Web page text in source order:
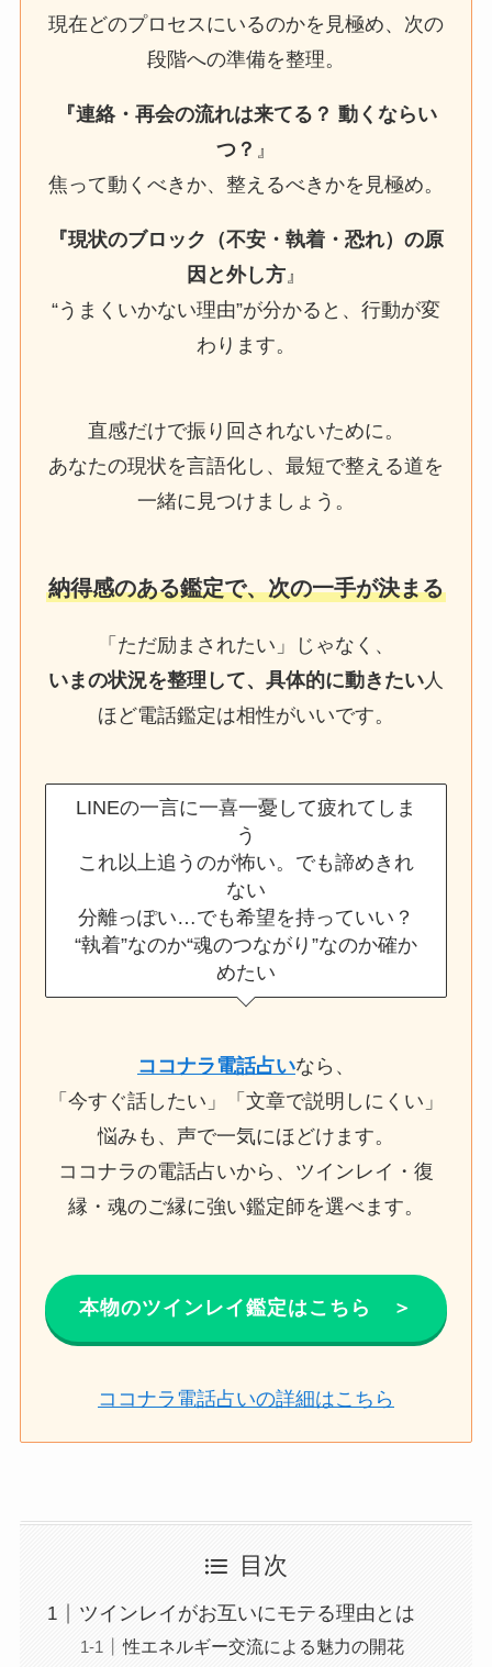
現在どのプロセスにいるのかを見極め、次の
段階への準備を整理。
『連絡・再会の流れは来てる？ 動くならい
つ？ 』
焦って動くべきか、整えるべきかを見極め。
『現状のブロック（不安・執着・恐れ）の原
因と外し方 』
“うまくいかない理由”が分かると、行動が変
わります。
直感だけで振り回されないために。
あなたの現状を言語化し、最短で整える道を
一緒に見つけましょう。
納得感のある鑑定で、次の一手が決まる
「ただ励まされたい」じゃなく、
いまの状況を整理して、具体的に動きたい人
ほど電話鑑定は相性がいいです。
LINEの一言に一喜一憂して疲れてしま
う
これ以上追うのが怖い。でも諦めきれ
ない
分離っぽい…でも希望を持っていい？
“執着”なのか“魂のつながり”なのか確か
めたい
ココナラ電話占いなら、
「今すぐ話したい」「文章で説明しにくい」
悩みも、声で一気にほどけます。
ココナラの電話占いから、ツインレイ・復
縁・魂のご縁に強い鑑定師を選べます。
本物のツインレイ鑑定はこちら ＞
ココナラ 電話占いの詳細はこちら
目次
ツインレイがお互いにモテる理由とは
性エネルギー交流による魅力の開花